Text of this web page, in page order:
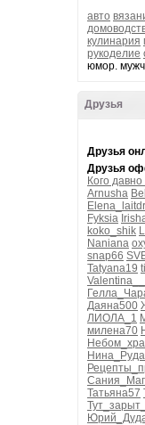
авто
кулинария
рукоделие
юмор.
Друзья
Друзья
Друзья
Кого
Arnusha
Fyksia
koko_shik
Naniana
snap66
Tatyana19
Даяна500
ЛИОЛА_1
милена70
Татьяна57